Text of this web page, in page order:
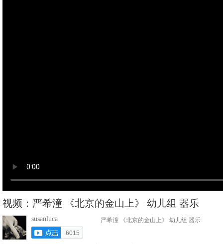
视频：严希潼 《北京的金山上》 幼儿组 器乐
susanluca
6015
严希潼 《北京的金山上》 幼儿组 器乐